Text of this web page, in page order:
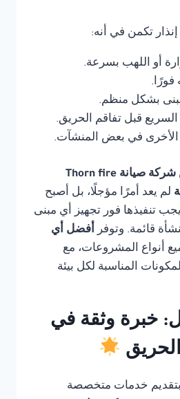
تكمن في أنه:
أو اللهب بسرعة.
فورًا.
بشكل منظم.
قبل تفاقم الحريق.
الأخرى في بعض المنشآت.
شركة صيانة Thorn fire
لم يعد أمرًا مؤجلًا، بل أصبح
تنفيذها فور تجهيز أي مبنى
قائمة. وتوفر أفضل أي
أنواع المشروعات، مع
المناسبة لكل بيئة
خبرة وثقة في
بتقديم خدمات متخصصة